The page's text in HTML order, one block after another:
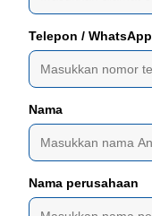
Telepon / WhatsApp
Nama
Nama perusahaan